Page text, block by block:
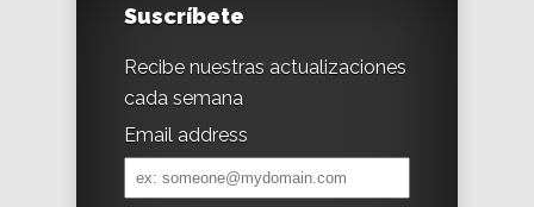
Suscríbete
Recibe nuestras actualizaciones
cada semana
Email address
Email
address